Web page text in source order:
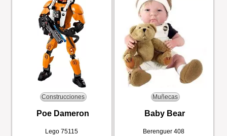
Construcciones
Poe Dameron
Lego75115
Muñecas
Baby Bear
Berenguer408